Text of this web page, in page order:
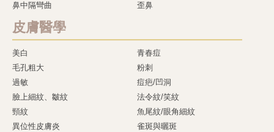
鼻中隔彎曲
歪鼻
皮膚醫學
美白
青春痘
毛孔粗大
粉刺
過敏
痘疤/凹洞
臉上細紋、皺紋
法令紋/笑紋
頸紋
魚尾紋/眼角細紋
異位性皮膚炎
雀斑與曬斑